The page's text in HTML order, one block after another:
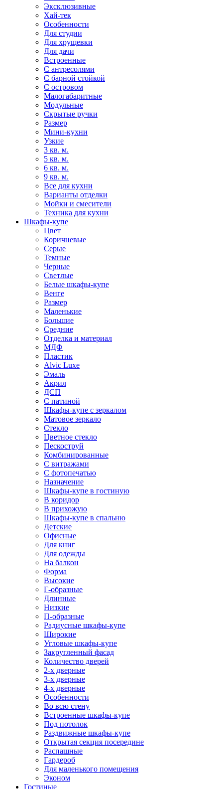
Эксклюзивные
Хай-тек
Особенности
Для студии
Для хрущевки
Для дачи
Встроенные
С антресолями
С барной стойкой
С островом
Малогабаритные
Модульные
Скрытые ручки
Размер
Мини-кухни
Узкие
3 кв. м.
5 кв. м.
6 кв. м.
9 кв. м.
Все для кухни
Варианты отделки
Мойки и смесители
Техника для кухни
Шкафы-купе
Цвет
Коричневые
Серые
Темные
Черные
Светлые
Белые шкафы-купе
Венге
Размер
Маленькие
Большие
Средние
Отделка и материал
МДФ
Пластик
Alvic Luxe
Эмаль
Акрил
ДСП
С патиной
Шкафы-купе с зеркалом
Матовое зеркало
Стекло
Цветное стекло
Пескоструй
Комбинированные
С витражами
С фотопечатью
Назначение
Шкафы-купе в гостиную
В коридор
В прихожую
Шкафы-купе в спальню
Детские
Офисные
Для книг
Для одежды
На балкон
Форма
Высокие
Г-образные
Длинные
Низкие
П-образные
Радиусные шкафы-купе
Широкие
Угловые шкафы-купе
Закругленный фасад
Количество дверей
2-х дверные
3-х дверные
4-х дверные
Особенности
Во всю стену
Встроенные шкафы-купе
Под потолок
Раздвижные шкафы-купе
Открытая секция посередине
Распашные
Гардероб
Для маленького помещения
Эконом
Гостиные